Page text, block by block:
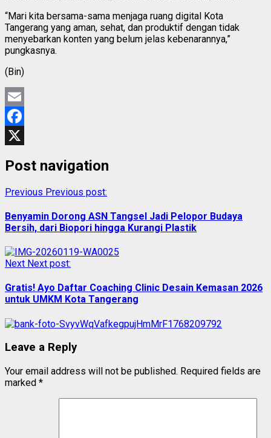
“Mari kita bersama-sama menjaga ruang digital Kota
Tangerang yang aman, sehat, dan produktif dengan tidak
menyebarkan konten yang belum jelas kebenarannya,”
pungkasnya.
(Bin)
Email
Facebook
Post navigation
Previous Previous post:
Benyamin Dorong ASN Tangsel Jadi Pelopor Budaya
Bersih, dari Biopori hingga Kurangi Plastik
Next Next post:
Gratis! Ayo Daftar Coaching Clinic Desain Kemasan 2026
untuk UMKM Kota Tangerang
Leave a Reply
Your email address will not be published. Required fields are
marked *